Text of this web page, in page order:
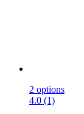
2 options
4.0 (1)